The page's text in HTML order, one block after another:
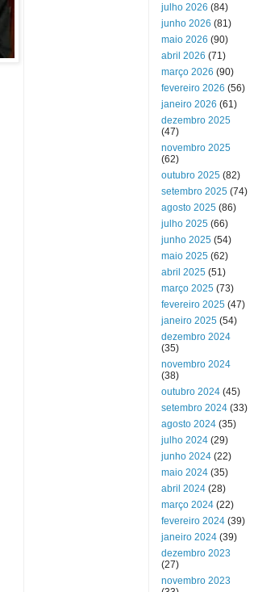
julho 2026 (84)
junho 2026 (81)
maio 2026 (90)
abril 2026 (71)
março 2026 (90)
fevereiro 2026 (56)
janeiro 2026 (61)
dezembro 2025
(47)
novembro 2025
(62)
outubro 2025 (82)
setembro 2025 (74)
agosto 2025 (86)
julho 2025 (66)
junho 2025 (54)
maio 2025 (62)
abril 2025 (51)
março 2025 (73)
fevereiro 2025 (47)
janeiro 2025 (54)
dezembro 2024
(35)
novembro 2024
(38)
outubro 2024 (45)
setembro 2024 (33)
agosto 2024 (35)
julho 2024 (29)
junho 2024 (22)
maio 2024 (35)
abril 2024 (28)
março 2024 (22)
fevereiro 2024 (39)
janeiro 2024 (39)
dezembro 2023
(27)
novembro 2023